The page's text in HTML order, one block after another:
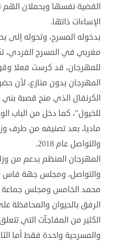
القضية نفسها ويحملان الهم
الإساءات ذاتها.
بدخوله المسرح، وتحوله
مغربي في المسرح الفردي،
للمهرجان، قد كرست فعلا
المهرجان بدون منازع، لأن
الكرنفال الذي منح قصبة بني
للخيول”، كما دخل من الباب
ماديا، بعد تصنيفه من طرف
والتواصل عام 2018.
المهرجان المنظم بدعم من
والتواصل، ومجلس جهة فاس
محمد الخامس ومجلس جماعة
الرفق بالحيوان والمحافظة على
الكثير من المفاجآت التي تتعلق
والمسرحية واحدة فقط أما